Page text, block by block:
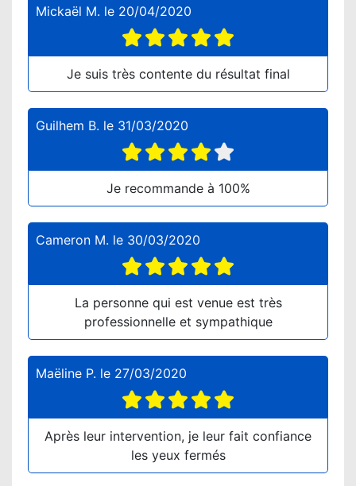
Mickaël M. le 20/04/2020
Je suis très contente du résultat final
Guilhem B. le 31/03/2020
Je recommande à 100%
Cameron M. le 30/03/2020
La personne qui est venue est très
professionnelle et sympathique
Maëline P. le 27/03/2020
Après leur intervention, je leur fait confiance
les yeux fermés